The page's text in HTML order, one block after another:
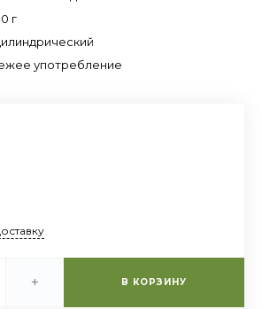
г
употребление
+ В КОРЗИНУ